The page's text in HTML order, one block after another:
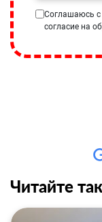
Соглашаюсь с
согласие на
Читайте